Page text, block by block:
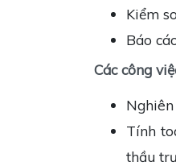
Kiểm
Báo
Các công
Tính
thầu